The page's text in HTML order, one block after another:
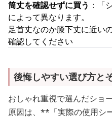
筒丈を確認せずに買う ：「
によって異なります。
足首丈なのか膝下丈に近い
確認してください
後悔しやすい選び方と
おしゃれ重視で選んだショ
原因は、**「実際の使用シ